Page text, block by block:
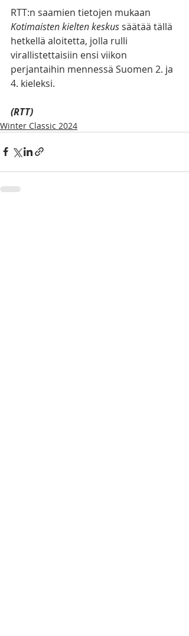
RTT:n saamien tietojen mukaan
Kotimaisten kielten keskus säätää tällä
hetkellä aloitetta, jolla rulli
virallistettaisiin ensi viikon
perjantaihin mennessä Suomen 2. ja
4. kieleksi.
(RTT)
Winter Classic 2024